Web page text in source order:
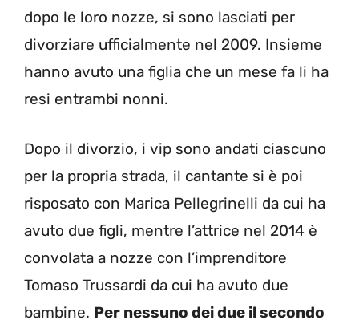
dopo le loro nozze, si sono lasciati per
divorziare ufficialmente nel 2009. Insieme
hanno avuto una figlia che un mese fa li ha
resi entrambi nonni.
Dopo il divorzio, i vip sono andati ciascuno
per la propria strada, il cantante si è poi
risposato con Marica Pellegrinelli da cui ha
avuto due figli, mentre l’attrice nel 2014 è
convolata a nozze con l’imprenditore
Tomaso Trussardi da cui ha avuto due
bambine. Per nessuno dei due il secondo